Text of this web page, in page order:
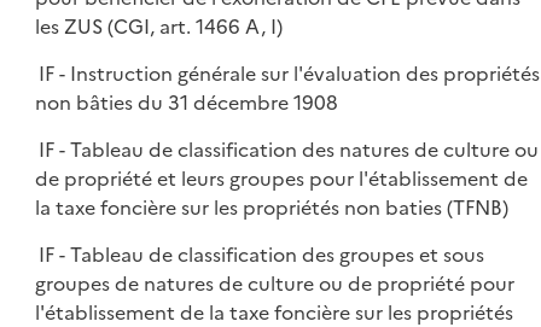
les ZUS (CGI, art. 1466 A, I)
IF - Instruction générale sur l'évaluation des propriétés
non bâties du 31 décembre 1908
IF - Tableau de classification des natures de culture ou
de propriété et leurs groupes pour l'établissement de
la taxe foncière sur les propriétés non baties (TFNB)
IF - Tableau de classification des groupes et sous
groupes de natures de culture ou de propriété pour
l'établissement de la taxe foncière sur les propriétés